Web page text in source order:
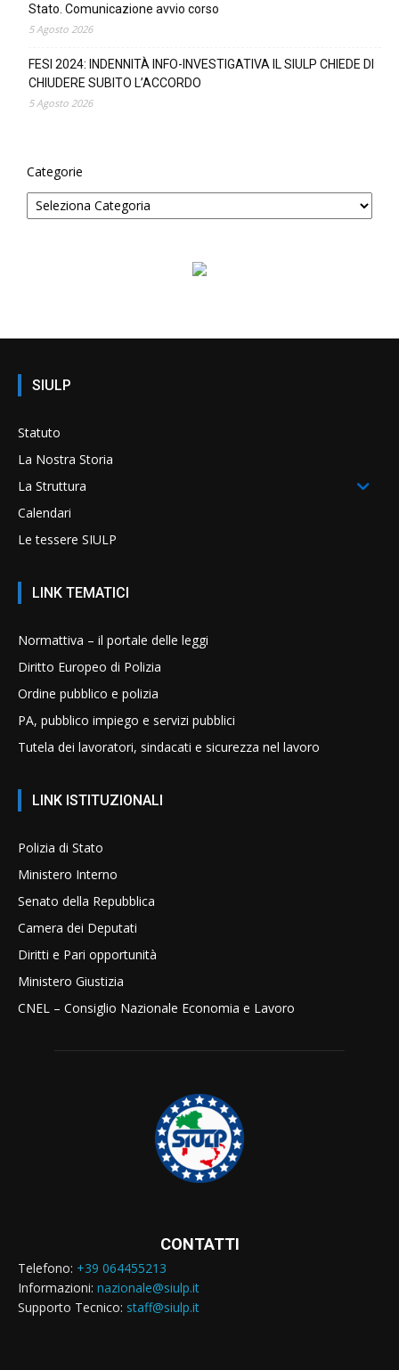
Stato. Comunicazione avvio corso
5 Agosto 2026
FESI 2024: INDENNITÀ INFO-INVESTIGATIVA IL SIULP CHIEDE DI
CHIUDERE SUBITO L’ACCORDO
5 Agosto 2026
Categorie
SIULP
Statuto
La Nostra Storia
La Struttura
Calendari
Le tessere SIULP
LINK TEMATICI
Normattiva – il portale delle leggi
Diritto Europeo di Polizia
Ordine pubblico e polizia
PA, pubblico impiego e servizi pubblici
Tutela dei lavoratori, sindacati e sicurezza nel lavoro
LINK ISTITUZIONALI
Polizia di Stato
Ministero Interno
Senato della Repubblica
Camera dei Deputati
Diritti e Pari opportunità
Ministero Giustizia
CNEL – Consiglio Nazionale Economia e Lavoro
CONTATTI
Telefono: +39 064455213
Informazioni: nazionale@siulp.it
Supporto Tecnico: staff@siulp.it